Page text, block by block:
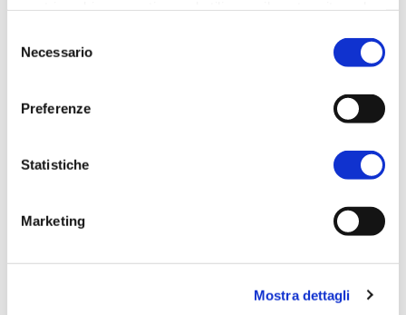
delNecessario
Preferenze
Statistiche
Marketing
Mostra dettagli